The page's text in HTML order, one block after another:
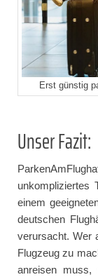
Erst günstig
Unser Fazit:
unkompliziertes
einem
deutschen
verursacht. Wer
Flugzeug zu
anreisen muss,